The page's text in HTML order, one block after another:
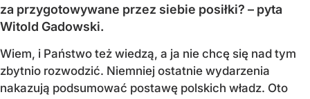
za przygotowywane przez siebie posiłki? – pyta
Witold Gadowski.
Wiem, i Państwo też wiedzą, a ja nie chcę się nad tym
zbytnio rozwodzić. Niemniej ostatnie wydarzenia
nakazują podsumować postawę polskich władz. Oto